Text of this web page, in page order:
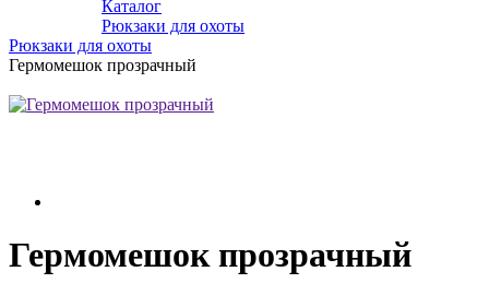
Каталог
Рюкзаки для охоты
Рюкзаки для охоты
Гермомешок прозрачный
Гермомешок прозрачный